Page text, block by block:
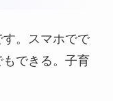
。スマホでで
できる。子育